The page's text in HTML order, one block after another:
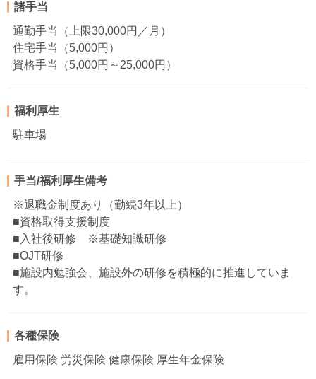
諸手当
通勤手当（上限30,000円／月）
住宅手当（5,000円）
資格手当（5,000円～25,000円）
福利厚生
駐車場
手当/福利厚生備考
※退職金制度あり（勤続3年以上）
■資格取得支援制度
■入社後研修 ※基礎知識研修
■OJT研修
■施設内勉強会、施設外の研修を積極的に推進していま
す。
各種保険
雇用保険 労災保険 健康保険 厚生年金保険